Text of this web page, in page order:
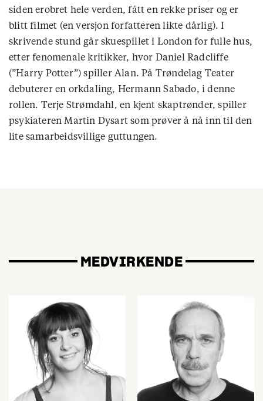
siden erobret hele verden, fått en rekke priser og er
blitt filmet (en versjon forfatteren likte dårlig). I
skrivende stund går skuespillet i London for fulle hus,
etter fenomenale kritikker, hvor Daniel Radcliffe
(”Harry Potter”) spiller Alan. På Trøndelag Teater
debuterer en orkdaling, Hermann Sabado, i denne
rollen. Terje Strømdahl, en kjent skaptrønder, spiller
psykiateren Martin Dysart som prøver å nå inn til den
lite samarbeidsvillige guttungen.
MEDVIRKENDE